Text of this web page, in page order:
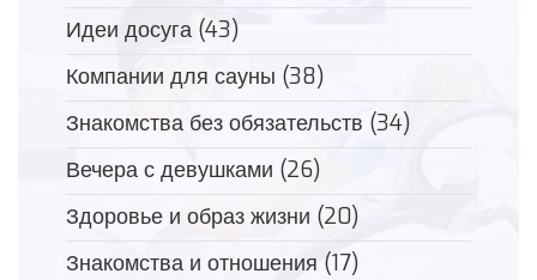
Идеи досуга (43)
Компании для сауны (38)
Знакомства без обязательств (34)
Вечера с девушками (26)
Здоровье и образ жизни (20)
Знакомства и отношения (17)